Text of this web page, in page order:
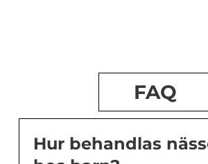
FAQ
Hur behandlas